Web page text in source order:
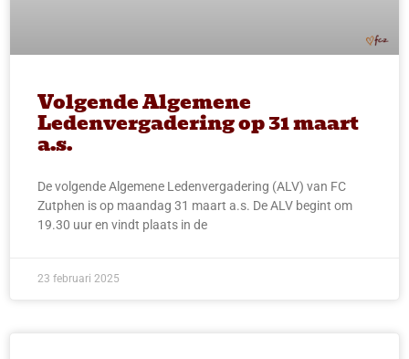
Volgende Algemene
Ledenvergadering op 31 maart
a.s.
De volgende Algemene Ledenvergadering (ALV) van FC
Zutphen is op maandag 31 maart a.s. De ALV begint om
19.30 uur en vindt plaats in de
23 februari 2025